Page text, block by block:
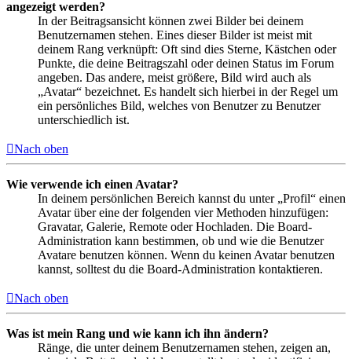
angezeigt werden?
In der Beitragsansicht können zwei Bilder bei deinem
Benutzernamen stehen. Eines dieser Bilder ist meist mit
deinem Rang verknüpft: Oft sind dies Sterne, Kästchen oder
Punkte, die deine Beitragszahl oder deinen Status im Forum
angeben. Das andere, meist größere, Bild wird auch als
„Avatar“ bezeichnet. Es handelt sich hierbei in der Regel um
ein persönliches Bild, welches von Benutzer zu Benutzer
unterschiedlich ist.
Nach oben
Wie verwende ich einen Avatar?
In deinem persönlichen Bereich kannst du unter „Profil“ einen
Avatar über eine der folgenden vier Methoden hinzufügen:
Gravatar, Galerie, Remote oder Hochladen. Die Board-
Administration kann bestimmen, ob und wie die Benutzer
Avatare benutzen können. Wenn du keinen Avatar benutzen
kannst, solltest du die Board-Administration kontaktieren.
Nach oben
Was ist mein Rang und wie kann ich ihn ändern?
Ränge, die unter deinem Benutzernamen stehen, zeigen an,